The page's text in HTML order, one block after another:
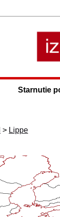
Starnutie
> Lippe